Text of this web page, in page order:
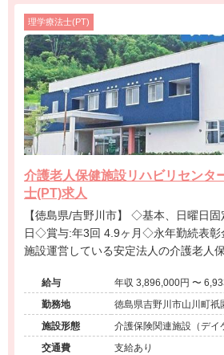
理学療法士(PT)
介護老人保健施設リハビリセンタ
士(PT)求人
【徳島県/吉野川市】 ◇基本、日曜日固定休み◇年間休日120
日◇賞与:年3回 4.9ヶ月◇永年勤続表
施設運営している安定法人の介護老人
給与
年収
勤務地
徳島県吉野川市山川町祇
施設形態
介護保険関連施設（デイ
問看護・リハ）
交通費 支給あり